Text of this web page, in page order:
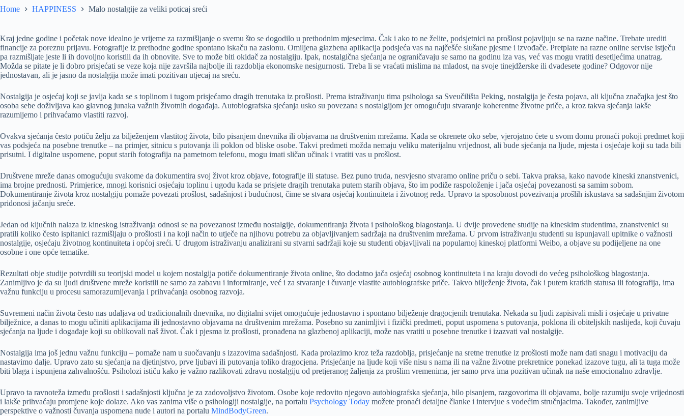
Home HAPPINESS Malo nostalgije za veliki poticaj sreći
Kraj jedne godine i početak nove idealno je vrijeme za razmišljanje o svemu što se dogodilo u prethodnim mjesecima. Čak i ako to ne želite, podsjetnici na prošlost pojavljuju se na razne načine. Trebate urediti
financije za poreznu prijavu. Fotografije iz prethodne godine spontano iskaču na zaslonu. Omiljena glazbena aplikacija podsjeća vas na najčešće slušane pjesme i izvođače. Pretplate na razne online servise istječu
pa razmišljate jeste li ih dovoljno koristili da ih obnovite. Sve to može biti okidač za nostalgiju. Ipak, nostalgična sjećanja ne ograničavaju se samo na godinu iza vas, već vas mogu vratiti desetljećima unatrag.
Možda se pitate je li dobro prisjećati se veze koja nije završila najbolje ili razdoblja ekonomske nesigurnosti. Treba li se vraćati mislima na mladost, na svoje tinejdžerske ili dvadesete godine? Odgovor nije
jednostavan, ali je jasno da nostalgija može imati pozitivan utjecaj na sreću.
Nostalgija je osjećaj koji se javlja kada se s toplinom i tugom prisjećamo dragih trenutaka iz prošlosti. Prema istraživanju tima psihologa sa Sveučilišta Peking, nostalgija je česta pojava, ali ključna značajka jest što
osoba sebe doživljava kao glavnog junaka važnih životnih događaja. Autobiografska sjećanja usko su povezana s nostalgijom jer omogućuju stvaranje koherentne životne priče, a kroz takva sjećanja lakše
razumijemo i prihvaćamo vlastiti razvoj.
Ovakva sjećanja često potiču želju za bilježenjem vlastitog života, bilo pisanjem dnevnika ili objavama na društvenim mrežama. Kada se okrenete oko sebe, vjerojatno ćete u svom domu pronaći pokoji predmet koji
vas podsjeća na posebne trenutke – na primjer, sitnicu s putovanja ili poklon od bliske osobe. Takvi predmeti možda nemaju veliku materijalnu vrijednost, ali bude sjećanja na ljude, mjesta i osjećaje koji su tada bili
prisutni. I digitalne uspomene, poput starih fotografija na pametnom telefonu, mogu imati sličan učinak i vratiti vas u prošlost.
Društvene mreže danas omogućuju svakome da dokumentira svoj život kroz objave, fotografije ili statuse. Bez puno truda, nesvjesno stvaramo online priču o sebi. Takva praksa, kako navode kineski znanstvenici,
ima brojne prednosti. Primjerice, mnogi korisnici osjećaju toplinu i ugodu kada se prisjete dragih trenutaka putem starih objava, što im podiže raspoloženje i jača osjećaj povezanosti sa samim sobom.
Dokumentiranje života kroz nostalgiju pomaže povezati prošlost, sadašnjost i budućnost, čime se stvara osjećaj kontinuiteta i životnog reda. Upravo ta sposobnost povezivanja prošlih iskustava sa sadašnjim životom
pridonosi jačanju sreće.
Jedan od ključnih nalaza iz kineskog istraživanja odnosi se na povezanost između nostalgije, dokumentiranja života i psihološkog blagostanja. U dvije provedene studije na kineskim studentima, znanstvenici su
pratili koliko često ispitanici razmišljaju o prošlosti i na koji način to utječe na njihovu potrebu za objavljivanjem sadržaja na društvenim mrežama. U prvom istraživanju studenti su ispunjavali upitnike o važnosti
nostalgije, osjećaju životnog kontinuiteta i općoj sreći. U drugom istraživanju analizirani su stvarni sadržaji koje su studenti objavljivali na popularnoj kineskoj platformi Weibo, a objave su podijeljene na one
osobne i one opće tematike.
Rezultati obje studije potvrdili su teorijski model u kojem nostalgija potiče dokumentiranje života online, što dodatno jača osjećaj osobnog kontinuiteta i na kraju dovodi do većeg psihološkog blagostanja.
Zanimljivo je da su ljudi društvene mreže koristili ne samo za zabavu i informiranje, već i za stvaranje i čuvanje vlastite autobiografske priče. Takvo bilježenje života, čak i putem kratkih statusa ili fotografija, ima
važnu funkciju u procesu samorazumijevanja i prihvaćanja osobnog razvoja.
Suvremeni način života često nas udaljava od tradicionalnih dnevnika, no digitalni svijet omogućuje jednostavno i spontano bilježenje dragocjenih trenutaka. Nekada su ljudi zapisivali misli i osjećaje u privatne
bilježnice, a danas to mogu učiniti aplikacijama ili jednostavno objavama na društvenim mrežama. Posebno su zanimljivi i fizički predmeti, poput uspomena s putovanja, poklona ili obiteljskih naslijeđa, koji čuvaju
sjećanja na ljude i događaje koji su oblikovali naš život. Čak i pjesma iz prošlosti, pronađena na glazbenoj aplikaciji, može nas vratiti u posebne trenutke i izazvati val nostalgije.
Nostalgija ima još jednu važnu funkciju – pomaže nam u suočavanju s izazovima sadašnjosti. Kada prolazimo kroz teža razdoblja, prisjećanje na sretne trenutke iz prošlosti može nam dati snagu i motivaciju da
nastavimo dalje. Upravo zato su sjećanja na djetinjstvo, prve ljubavi ili putovanja toliko dragocjena. Prisjećanje na ljude koji više nisu s nama ili na važne životne prekretnice ponekad izazove tugu, ali ta tuga može
biti blaga i ispunjena zahvalnošću. Psiholozi ističu kako je važno razlikovati zdravu nostalgiju od pretjeranog žaljenja za prošlim vremenima, jer samo prva ima pozitivan učinak na naše emocionalno zdravlje.
Upravo ta ravnoteža između prošlosti i sadašnjosti ključna je za zadovoljstvo životom. Osobe koje redovito njegovo autobiografska sjećanja, bilo pisanjem, razgovorima ili objavama, bolje razumiju svoje vrijednosti
i lakše prihvaćaju promjene koje dolaze. Ako vas zanima više o psihologiji nostalgije, na portalu Psychology Today možete pronaći detaljne članke i intervjue s vodećim stručnjacima. Također, zanimljive
perspektive o važnosti čuvanja uspomena nude i autori na portalu MindBodyGreen.